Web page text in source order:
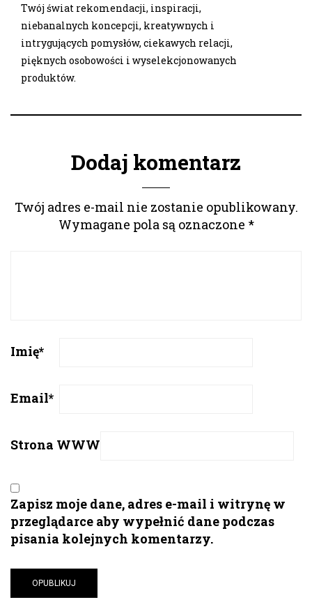
Twój świat rekomendacji, inspiracji,
niebanalnych koncepcji, kreatywnych i
intrygujących pomysłów, ciekawych relacji,
pięknych osobowości i wyselekcjonowanych
produktów.
Dodaj komentarz
Twój adres e-mail nie zostanie opublikowany.
Wymagane pola są oznaczone *
Imię*
Email*
Strona WWW
Zapisz moje dane, adres e-mail i witrynę w
przeglądarce aby wypełnić dane podczas
pisania kolejnych komentarzy.